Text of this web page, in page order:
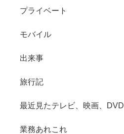
プライベート
モバイル
出来事
旅行記
最近見たテレビ、映画、DVD
業務あれこれ